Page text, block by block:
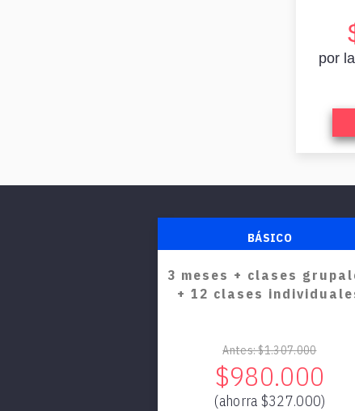
por
BÁSICO
3 meses + clases
+ 12 clases
Antes: $1.307.000
$980.000
(ahorra $327.000)